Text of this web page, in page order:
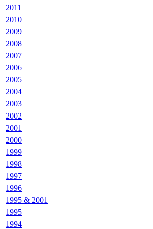
2011
2010
2009
2008
2007
2006
2005
2004
2003
2002
2001
2000
1999
1998
1997
1996
1995 & 2001
1995
1994